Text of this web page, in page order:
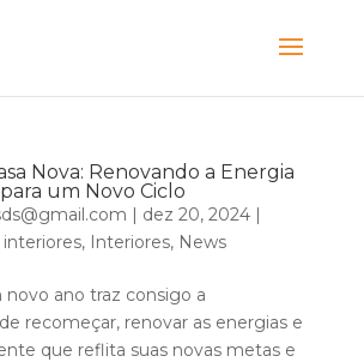
Nova: Renovando a Energia
um Novo Ciclo
| dez 20, 2024|
, Interiores, News
novo ano traz consigo a
recomeçar, renovar as energias e
que reflita suas novas metas e